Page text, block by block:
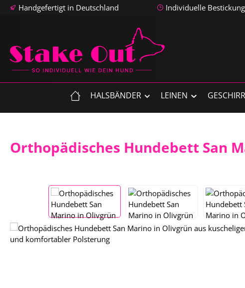
Hauptinhalt springen
Zur Suche springen
Zur Hauptnavigation springen
Handgefertigt in Deutschland Individuelle
HALSBÄNDER LEINEN
Orthopädisches Hundebett San
Bildergalerie überspringen